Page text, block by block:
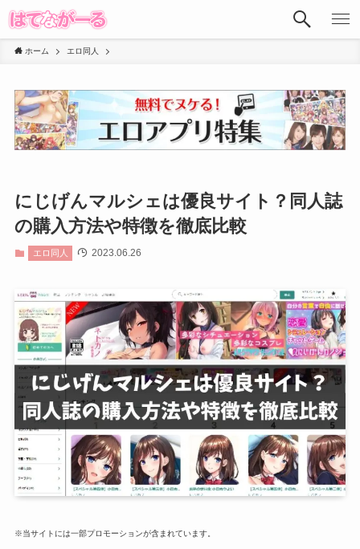
ホーム エロ同人
にじげんマルシェは優良サイト？同人誌
の購入方法や特徴を徹底比較
エロ同人 2023.06.26
※当サイトには一部プロモーションが含まれています。